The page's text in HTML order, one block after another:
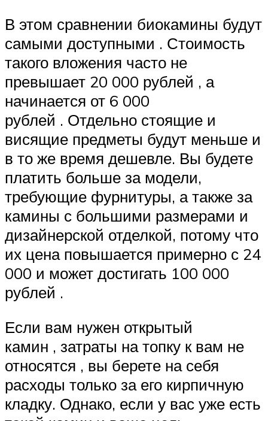
В этом сравнении биокамины будут
самыми доступными . Стоимость
такого вложения часто не
превышает 20 000 рублей , а
начинается от 6 000
рублей . Отдельно стоящие и
висящие предметы будут меньше и
в то же время дешевле. Вы будете
платить больше за модели,
требующие фурнитуры, а также за
камины с большими размерами и
дизайнерской отделкой, потому что
их цена повышается примерно с 24
000 и может достигать 100 000
рублей .
Если вам нужен открытый
камин , затраты на топку к вам не
относятся , вы берете на себя
расходы только за его кирпичную
кладку. Однако, если у вас уже есть